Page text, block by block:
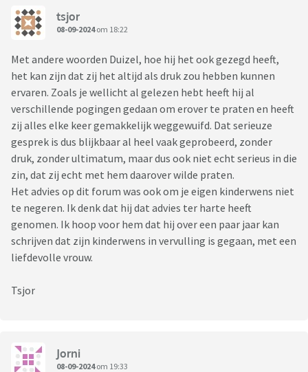
tsjor
08-09-2024om 18:22
Met andere woorden Duizel, hoe hij het ook gezegd heeft,
het kan zijn dat zij het altijd als druk zou hebben kunnen
ervaren. Zoals je wellicht al gelezen hebt heeft hij al
verschillende pogingen gedaan om erover te praten en heeft
zij alles elke keer gemakkelijk weggewuifd. Dat serieuze
gesprek is dus blijkbaar al heel vaak geprobeerd, zonder
druk, zonder ultimatum, maar dus ook niet echt serieus in die
zin, dat zij echt met hem daarover wilde praten.
Het advies op dit forum was ook om je eigen kinderwens niet
te negeren. Ik denk dat hij dat advies ter harte heeft
genomen. Ik hoop voor hem dat hij over een paar jaar kan
schrijven dat zijn kinderwens in vervulling is gegaan, met een
liefdevolle vrouw.
Tsjor
Jorni
08-09-2024om 19:33